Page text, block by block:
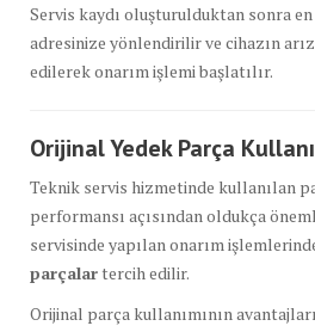
Servis kaydı oluşturulduktan sonra
adresinize yönlendirilir ve cihazın
edilerek onarım işlemi başlatılır.
Orijinal Yedek Parça
Teknik servis hizmetinde kullanılan
performansı açısından oldukça
servisinde yapılan onarım
parçalartercih edilir.
Orijinal parça kullanımının